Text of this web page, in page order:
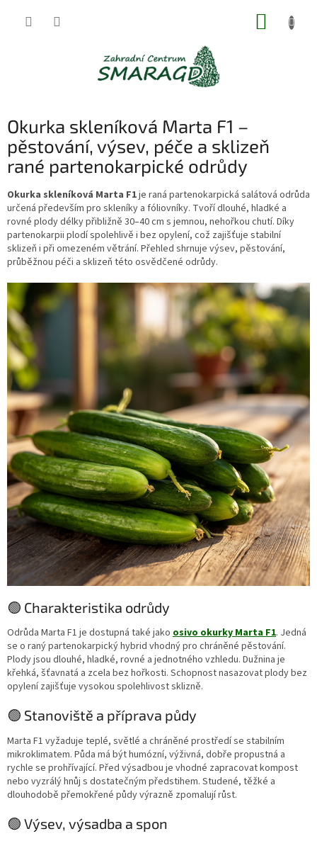
Okurka skleníková Marta F1 –
pěstování, výsev, péče a sklizeň
rané partenokarpické odrůdy
Okurka skleníková Marta F1je raná partenokarpická salátová odrůda
určená především pro skleníky a fóliovníky. Tvoří dlouhé, hladké a
rovné plody délky přibližně 30–40 cm s jemnou, nehořkou chutí. Díky
partenokarpii plodí spolehlivě i bez opylení, což zajišťuje stabilní
sklizeň i při omezeném větrání. Přehled shrnuje výsev, pěstování,
průběžnou péči a sklizeň této osvědčené odrůdy.
🟢 Charakteristika odrůdy
Odrůda Marta F1 je dostupná také jako osivo okurky Marta F1. Jedná
se o raný partenokarpický hybrid vhodný pro chráněné pěstování.
Plody jsou dlouhé, hladké, rovné a jednotného vzhledu. Dužnina je
křehká, šťavnatá a zcela bez hořkosti. Schopnost nasazovat plody bez
opylení zajišťuje vysokou spolehlivost sklizně.
🟢 Stanoviště a příprava půdy
Marta F1 vyžaduje teplé, světlé a chráněné prostředí se stabilním
mikroklimatem. Půda má být humózní, výživná, dobře propustná a
rychle se prohřívající. Před výsadbou je vhodné zapracovat kompost
nebo vyzrálý hnůj s dostatečným předstihem. Studené, těžké a
dlouhodobě přemokřené půdy výrazně zpomalují růst.
🟢 Výsev, výsadba a spon